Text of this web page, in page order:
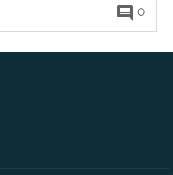
comment 0